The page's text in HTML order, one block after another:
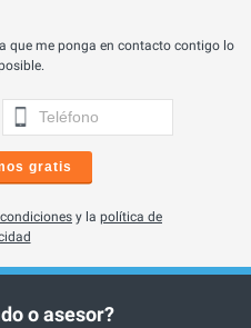
que me ponga en contacto contigo lo
gratis
y la política de
o asesor?